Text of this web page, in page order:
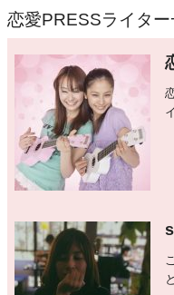
恋愛PRESSライター